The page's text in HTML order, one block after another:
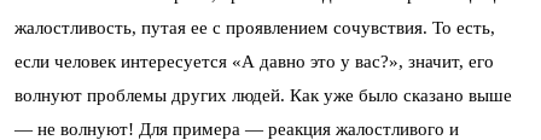
жалостливость, путая ее с проявлением сочувствия. То есть,
если человек интересуется «А давно это у вас?», значит, его
волнуют проблемы других людей. Как уже было сказано выше
— не волнуют! Для примера — реакция жалостливого и